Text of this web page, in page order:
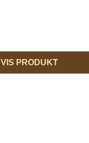
VIS PRODUKT